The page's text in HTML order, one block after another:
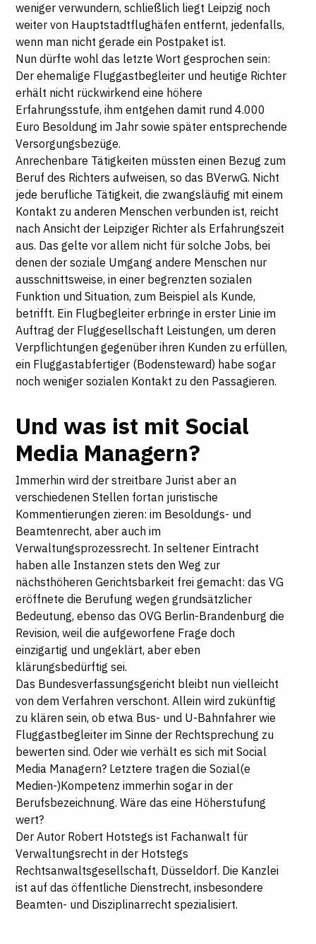
weniger verwundern, schließlich liegt Leipzig noch
weiter von Hauptstadtflughäfen entfernt, jedenfalls,
wenn man nicht gerade ein Postpaket ist.
Nun dürfte wohl das letzte Wort gesprochen sein:
Der ehemalige Fluggastbegleiter und heutige Richter
erhält nicht rückwirkend eine höhere
Erfahrungsstufe, ihm entgehen damit rund 4.000
Euro Besoldung im Jahr sowie später entsprechende
Versorgungsbezüge.
Anrechenbare Tätigkeiten müssten einen Bezug zum
Beruf des Richters aufweisen, so das BVerwG. Nicht
jede berufliche Tätigkeit, die zwangsläufig mit einem
Kontakt zu anderen Menschen verbunden ist, reicht
nach Ansicht der Leipziger Richter als Erfahrungszeit
aus. Das gelte vor allem nicht für solche Jobs, bei
denen der soziale Umgang andere Menschen nur
ausschnittsweise, in einer begrenzten sozialen
Funktion und Situation, zum Beispiel als Kunde,
betrifft. Ein Flugbegleiter erbringe in erster Linie im
Auftrag der Fluggesellschaft Leistungen, um deren
Verpflichtungen gegenüber ihren Kunden zu erfüllen,
ein Fluggastabfertiger (Bodensteward) habe sogar
noch weniger sozialen Kontakt zu den Passagieren.
Und was ist mit Social
Media Managern?
Immerhin wird der streitbare Jurist aber an
verschiedenen Stellen fortan juristische
Kommentierungen zieren: im Besoldungs- und
Beamtenrecht, aber auch im
Verwaltungsprozessrecht. In seltener Eintracht
haben alle Instanzen stets den Weg zur
nächsthöheren Gerichtsbarkeit frei gemacht: das VG
eröffnete die Berufung wegen grundsätzlicher
Bedeutung, ebenso das OVG Berlin-Brandenburg die
Revision, weil die aufgeworfene Frage doch
einzigartig und ungeklärt, aber eben
klärungsbedürftig sei.
Das Bundesverfassungsgericht bleibt nun vielleicht
von dem Verfahren verschont. Allein wird zukünftig
zu klären sein, ob etwa Bus- und U-Bahnfahrer wie
Fluggastbegleiter im Sinne der Rechtsprechung zu
bewerten sind. Oder wie verhält es sich mit Social
Media Managern? Letztere tragen die Sozial(e
Medien-)Kompetenz immerhin sogar in der
Berufsbezeichnung. Wäre das eine Höherstufung
wert?
Der Autor Robert Hotstegs ist Fachanwalt für
Verwaltungsrecht in der Hotstegs
Rechtsanwaltsgesellschaft, Düsseldorf. Die Kanzlei
ist auf das öffentliche Dienstrecht, insbesondere
Beamten- und Disziplinarrecht spezialisiert.